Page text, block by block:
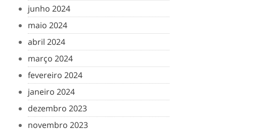
junho 2024
maio 2024
abril 2024
março 2024
fevereiro 2024
janeiro 2024
dezembro 2023
novembro 2023